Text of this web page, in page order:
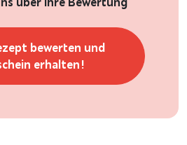
bewerten und
erhalten!